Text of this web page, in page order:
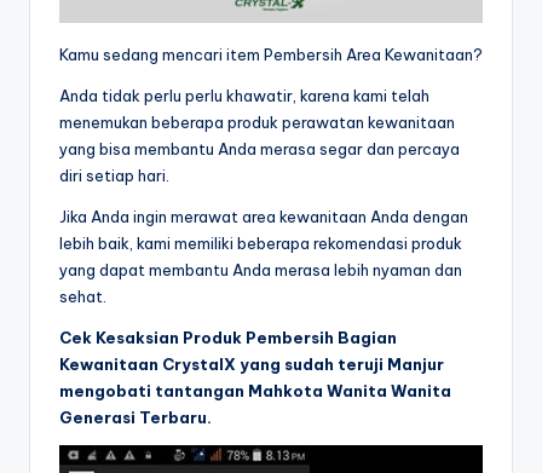
Kamu sedang mencari item Pembersih Area Kewanitaan?
Anda tidak perlu perlu khawatir, karena kami telah
menemukan beberapa produk perawatan kewanitaan
yang bisa membantu Anda merasa segar dan percaya
diri setiap hari.
Jika Anda ingin merawat area kewanitaan Anda dengan
lebih baik, kami memiliki beberapa rekomendasi produk
yang dapat membantu Anda merasa lebih nyaman dan
sehat.
Cek Kesaksian Produk Pembersih Bagian
Kewanitaan CrystalX yang sudah teruji Manjur
mengobati tantangan Mahkota Wanita Wanita
Generasi Terbaru.